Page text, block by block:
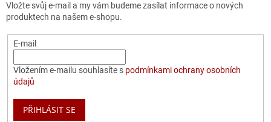
Vložte svůj e-mail a my vám budeme zasílat informace o nových
produktech na našem e-shopu.
E-mail
Vložením e-mailu souhlasíte s podmínkami ochrany osobních
údajů
PŘIHLÁSIT SE